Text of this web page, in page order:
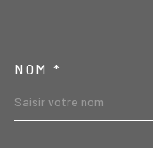
NOM *